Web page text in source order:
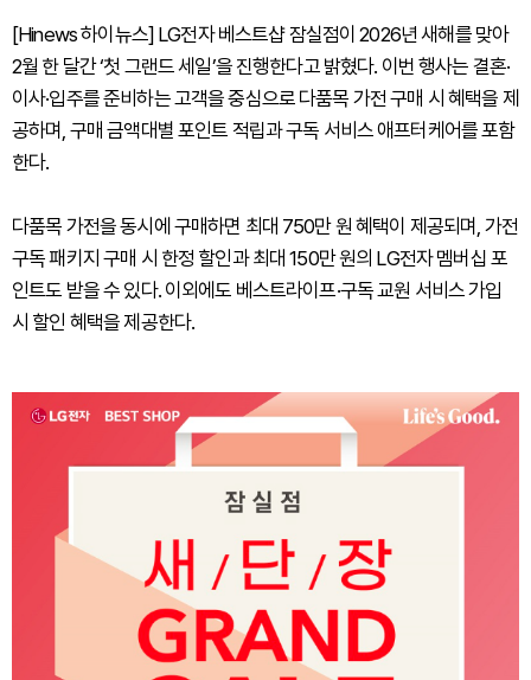
[Hinews 하이뉴스] LG전자 베스트샵 잠실점이 2026년 새해를 맞아
2월 한 달간 ‘첫 그랜드 세일’을 진행한다고 밝혔다. 이번 행사는 결혼·
이사·입주를 준비하는 고객을 중심으로 다품목 가전 구매 시 혜택을 제
공하며, 구매 금액대별 포인트 적립과 구독 서비스 애프터케어를 포함
한다.
다품목 가전을 동시에 구매하면 최대 750만 원 혜택이 제공되며, 가전
구독 패키지 구매 시 한정 할인과 최대 150만 원의 LG전자 멤버십 포
인트도 받을 수 있다. 이외에도 베스트라이프·구독 교원 서비스 가입
시 할인 혜택을 제공한다.